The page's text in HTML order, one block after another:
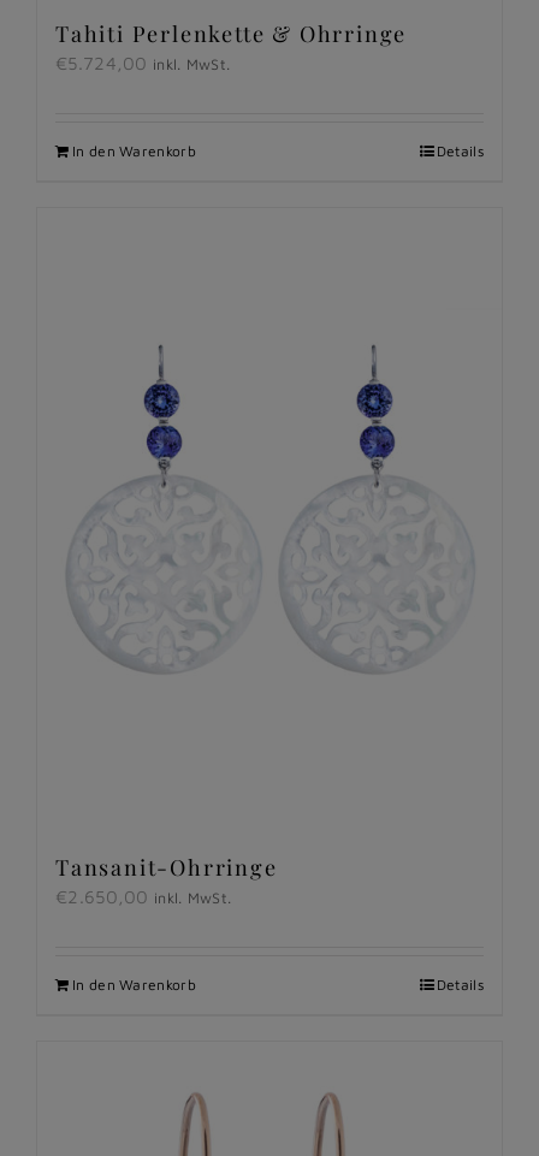
Tahiti Perlenkette & Ohrringe
€5.724,00 inkl. MwSt.
In den Warenkorb Details
Tansanit-Ohrringe
€2.650,00 inkl. MwSt.
In den Warenkorb Details